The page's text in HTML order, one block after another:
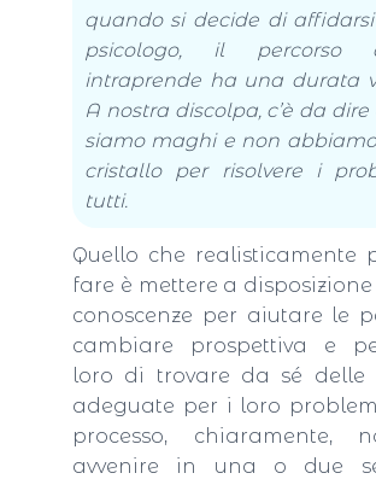
quando si decide di
psicologo, il percorso
intraprende ha una durata
A nostra discolpa, c’è da
siamo maghi e non
cristallo per risolvere i
tutti.
Quello che realisticamente
fare è mettere a
conoscenze per aiutare le
cambiare prospettiva e
loro di trovare da sé delle
adeguate per i loro
processo, chiaramente,
avvenire in una o due